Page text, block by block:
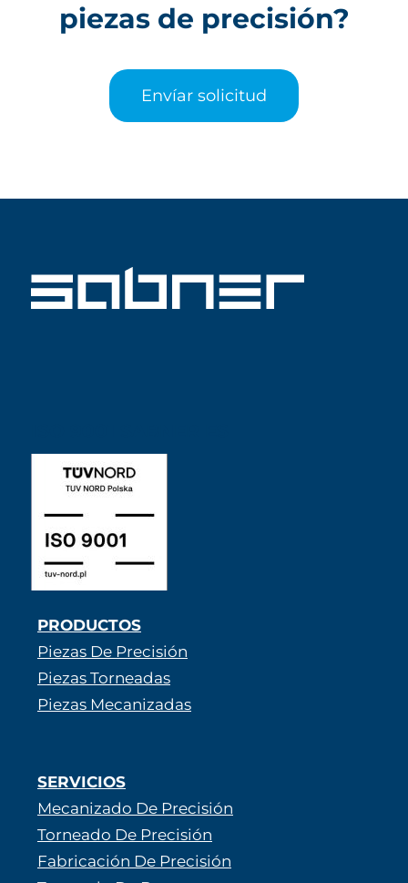
piezas de precisión?
Envíar solicitud
PRODUCTOS
Piezas De Precisión
Piezas Torneadas
Piezas Mecanizadas
SERVICIOS
Mecanizado De Precisión
Torneado De Precisión
Fabricación De Precisión